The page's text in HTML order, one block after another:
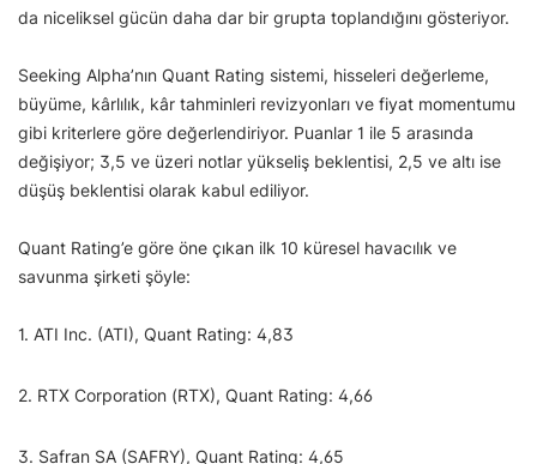
da niceliksel gücün daha dar bir grupta toplandığını gösteriyor.
Seeking Alpha’nın Quant Rating sistemi, hisseleri değerleme,
büyüme, kârlılık, kâr tahminleri revizyonları ve fiyat momentumu
gibi kriterlere göre değerlendiriyor. Puanlar 1 ile 5 arasında
değişiyor; 3,5 ve üzeri notlar yükseliş beklentisi, 2,5 ve altı ise
düşüş beklentisi olarak kabul ediliyor.
Quant Rating’e göre öne çıkan ilk 10 küresel havacılık ve
savunma şirketi şöyle:
1. ATI Inc. (ATI), Quant Rating: 4,83
2. RTX Corporation (RTX), Quant Rating: 4,66
3. Safran SA (SAFRY), Quant Rating: 4,65